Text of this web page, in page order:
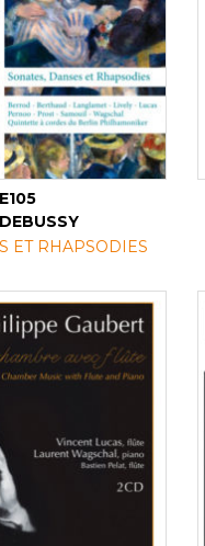
ET RHAPSODIES